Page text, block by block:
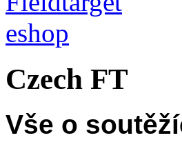
Czech FT
Vše o